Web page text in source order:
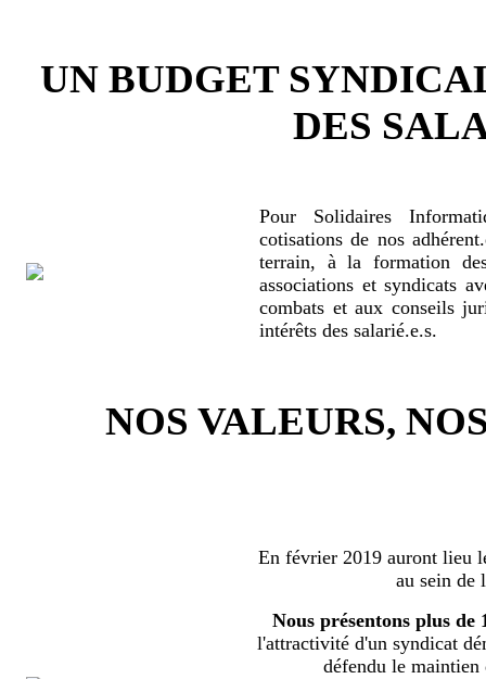
UN BUDGET
DES
Pour Solidaires
cotisations de nos
terrain, à la formation
associations et syndicats
combats et aux conseils
intérêts des salarié.e.s.
NOS VALEURS,
En février 2019 auront lieu
au sein de
Nous présentons plus de
l'attractivité d'un syndicat
défendu le maintien